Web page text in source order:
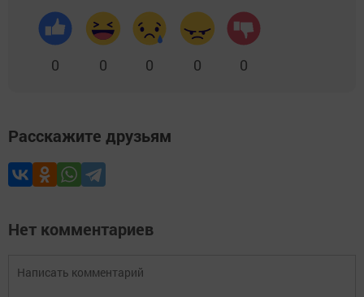
0 0 0 0 0
Расскажите друзьям
Нет комментариев